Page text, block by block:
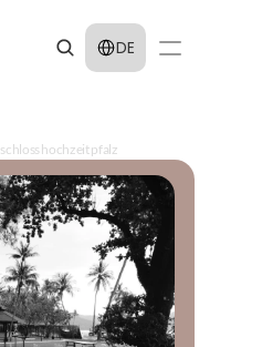
Select Language
DE
schloss hochzeit pfalz